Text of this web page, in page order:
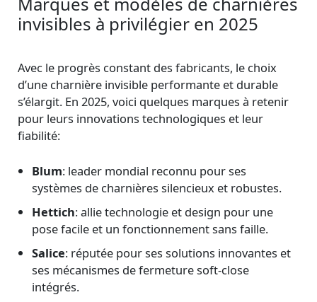
invisibles à privilégier en 2025
Avec le progrès constant des fabricants, le choix
d’une charnière invisible performante et durable
s’élargit. En 2025, voici quelques marques à retenir
pour leurs innovations technologiques et leur
fiabilité:
Blum: leader mondial reconnu pour ses
systèmes de charnières silencieux et robustes.
Hettich: allie technologie et design pour une
pose facile et un fonctionnement sans faille.
Salice: réputée pour ses solutions innovantes et
ses mécanismes de fermeture soft-close
intégrés.